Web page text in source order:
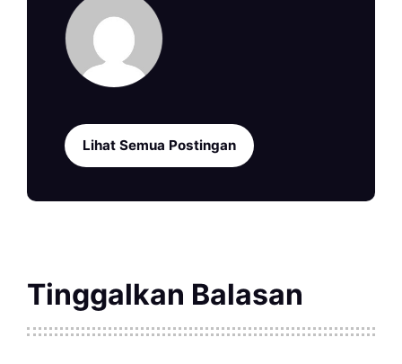
Lihat Semua Postingan
Tinggalkan Balasan